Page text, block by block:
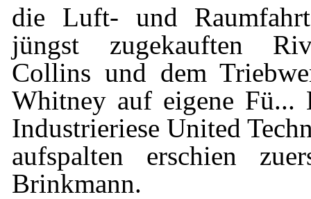
die Luft- und
jüngst zugekauften
Collins und dem
Whitney auf eigene Fü...
Industrieriese United
aufspalten erschien
Brinkmann.